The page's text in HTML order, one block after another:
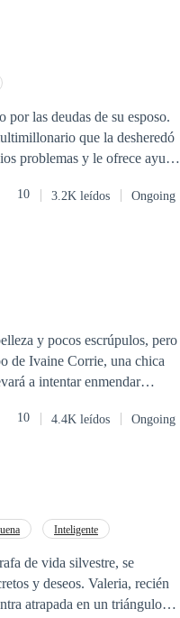
las deudas de su esposo.
que la desheredó
problemas y le ofrece ayuda
con el contrato sin
10 3.2K leídos Ongoing
y pocos escrúpulos, pero
de Ivaine Corrie, una chica
a intentar enmendar
10 4.4K leídos Ongoing
Inteligente
de vida silvestre, se
y deseos. Valeria, recién
atrapada en un triángulo